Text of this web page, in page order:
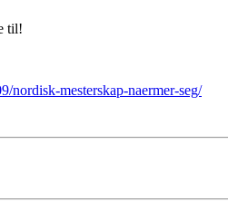
til!
nordisk-mesterskap-naermer-seg/